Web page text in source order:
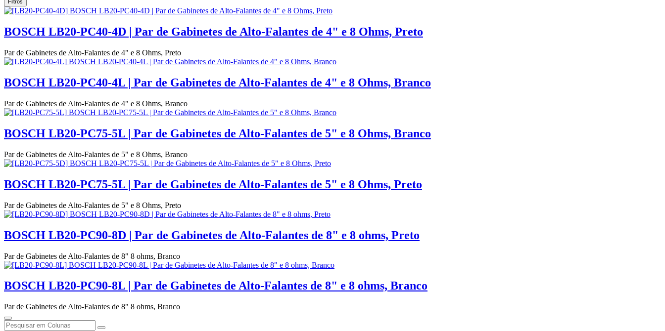
Filtros
BOSCH LB20-PC40-4D | Par de Gabinetes de Alto-Falantes de 4" e 8 Ohms, Preto
Par de Gabinetes de Alto-Falantes de 4" e 8 Ohms, Preto
BOSCH LB20-PC40-4L | Par de Gabinetes de Alto-Falantes de 4" e 8 Ohms, Branco
Par de Gabinetes de Alto-Falantes de 4" e 8 Ohms, Branco
BOSCH LB20-PC75-5L | Par de Gabinetes de Alto-Falantes de 5" e 8 Ohms, Branco
Par de Gabinetes de Alto-Falantes de 5" e 8 Ohms, Branco
BOSCH LB20-PC75-5L | Par de Gabinetes de Alto-Falantes de 5" e 8 Ohms, Preto
Par de Gabinetes de Alto-Falantes de 5" e 8 Ohms, Preto
BOSCH LB20-PC90-8D | Par de Gabinetes de Alto-Falantes de 8" e 8 ohms, Preto
Par de Gabinetes de Alto-Falantes de 8" 8 ohms, Branco
BOSCH LB20-PC90-8L | Par de Gabinetes de Alto-Falantes de 8" e 8 ohms, Branco
Par de Gabinetes de Alto-Falantes de 8" 8 ohms, Branco